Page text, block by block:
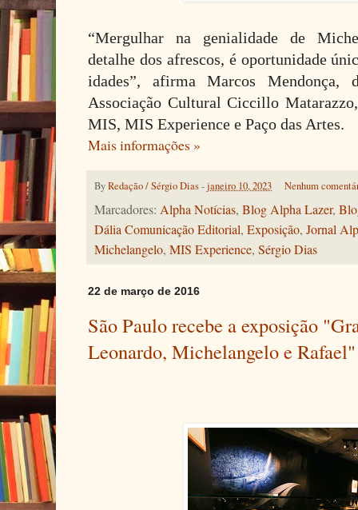
“Mergulhar na genialidade de
detalhe dos afrescos, é oportunidade
idades”, afirma Marcos
Associação Cultural Ciccillo
MIS, MIS Experience e Paço das Artes.
Mais informações »
ByRedação / Sérgio Dias-janeiro 10, 2023 Nenhum
Marcadores: Alpha Notícias, Blog Alpha Lazer,
Dália Comunicação Editorial, Exposição, Jornal
Michelangelo, MIS Experience, Sérgio Dias
22 de março de 2016
São Paulo recebe a exposição
Leonardo, Michelangelo e Rafael"